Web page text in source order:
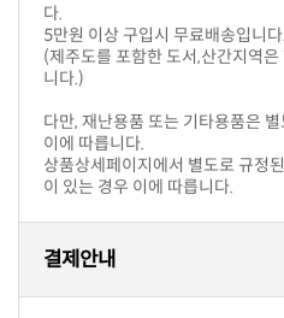
다.
5만원 이상 구입시 무료배송입니다.
니다.)
이에 따릅니다.
이 있는 경우 이에 따릅니다.
결제안내